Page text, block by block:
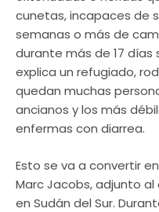
cunetas, incapaces de
semanas o más de
durante más de 17 días
explica un refugiado,
quedan muchas
ancianos y los más
enfermas con diarrea.
Esto se va a convertir
Marc Jacobs, adjunto al
en Sudán del Sur.